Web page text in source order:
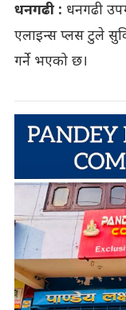
धनगढी : धनगढी
एलाइन्स प्लस टुले
गर्ने भएको छ।